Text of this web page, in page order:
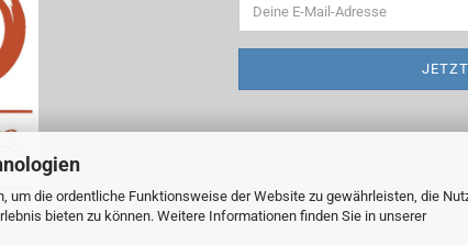
die ordentliche Funktionsweise der Website zu gewährleisten, die
bieten zu können. Weitere Informationen finden Sie in unserer